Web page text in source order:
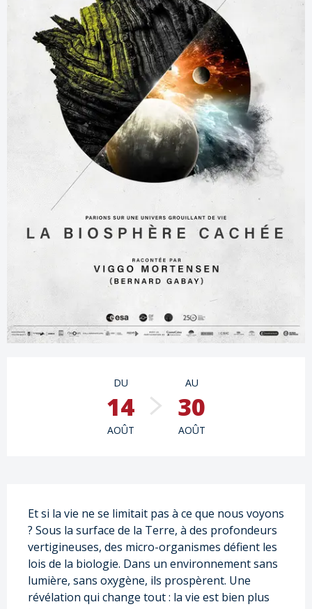
Ouverture et coordonnées
DU
14
AOÛT
AU
30
AOÛT
Description
Et si la vie ne se limitait pas à ce que nous voyons
? Sous la surface de la Terre, à des profondeurs
vertigineuses, des micro-organismes défient les
lois de la biologie. Dans un environnement sans
lumière, sans oxygène, ils prospèrent. Une
révélation qui change tout : la vie est bien plus